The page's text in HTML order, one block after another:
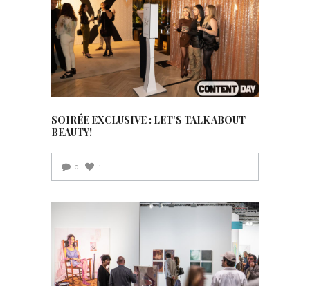
SOIRÉE EXCLUSIVE : LET’S TALK ABOUT
BEAUTY!
0 1